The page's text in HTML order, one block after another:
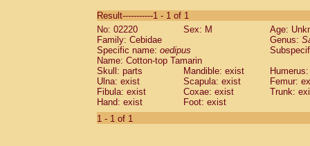
CebidaeSaguinus labiatus(0)
Cebidae Saguinus leucopus (0)
Cebidae
CebidaeSaguinus mystax
Cebidae Saguinus nigricollis (0)
Cebidae Saguinus oedipus
Cebidae Saguinus weddelli
Cebidae Saguinusspp.
Cebidae
Result-----------1 - 1 of 1
No: 02220
Sex: M
Age:
Family: Cebidae
Genus:
Specific name: oedipus
Name: Cotton-top Tamarin
Skull: parts
Mandible: exist
Ulna: exist
Scapula: exist
Femur:
Fibula: exist
Coxae: exist
Trunk:
Hand: exist
Foot: exist
1 - 1 of 1